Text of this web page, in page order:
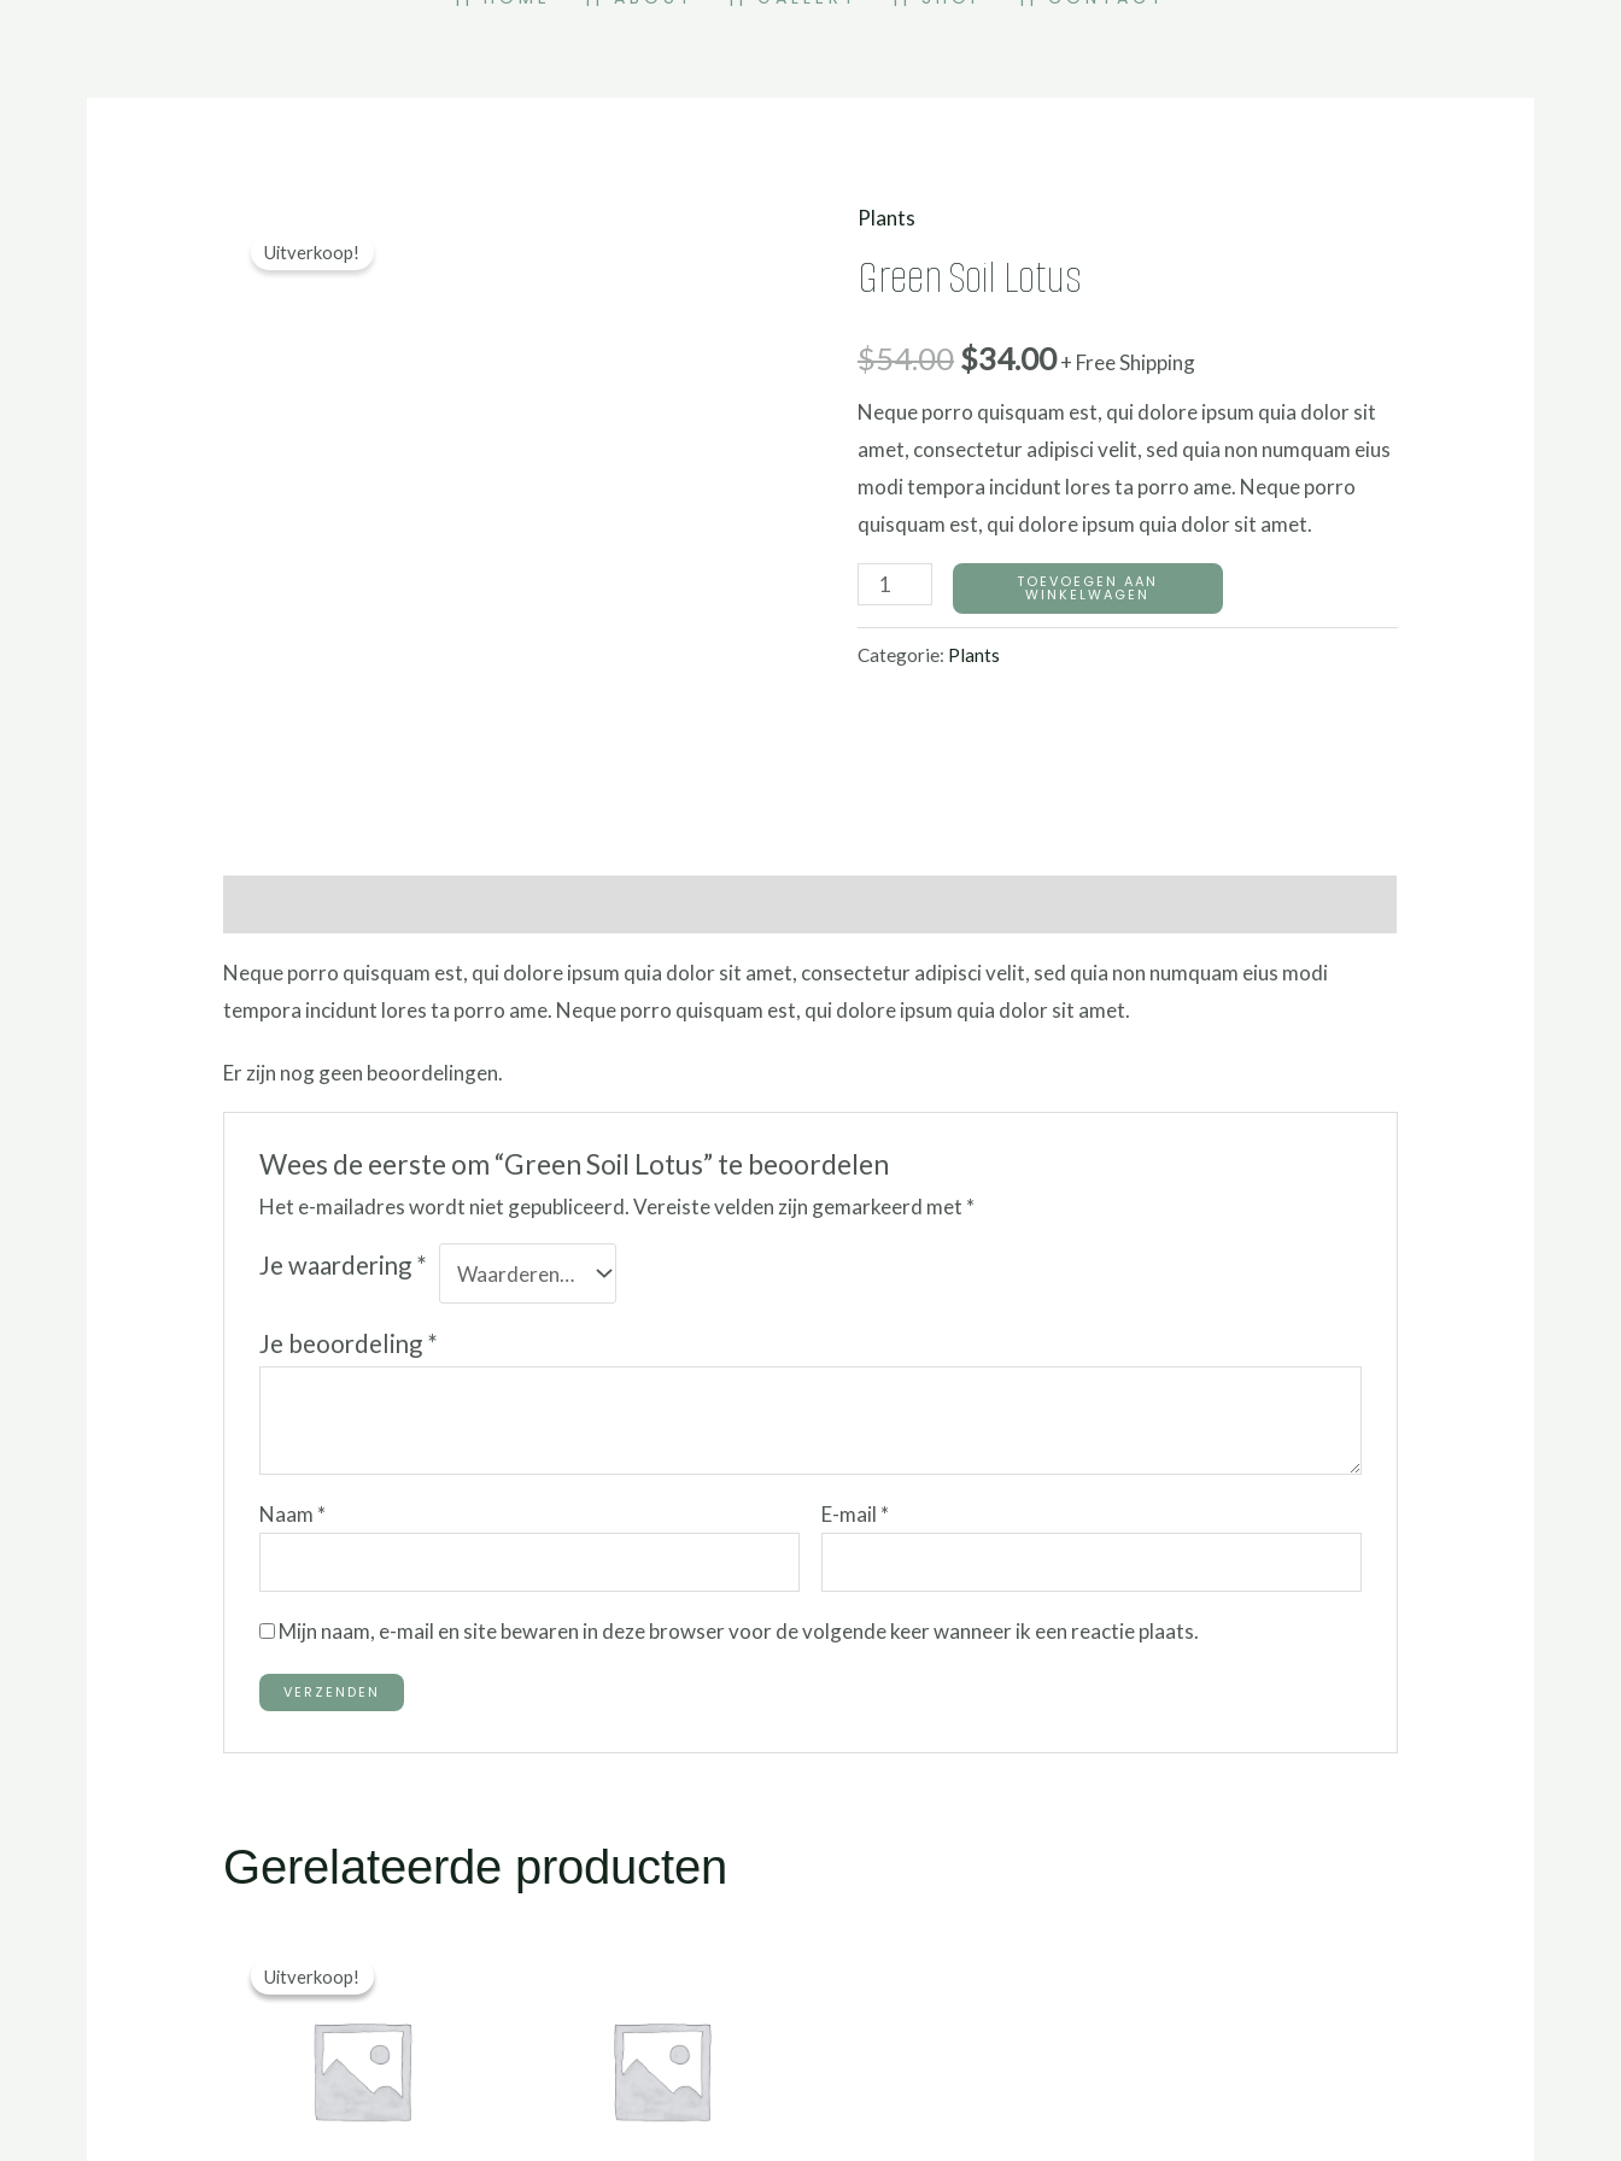
Uitverkoop!
Plants
Green Soil Lotus
$54.00 $34.00+ Free Shipping
Neque porro quisquam est, qui dolore ipsum quia dolor sit
amet, consectetur adipisci velit, sed quia non numquam eius
modi tempora incidunt lores ta porro ame. Neque porro
quisquam est, qui dolore ipsum quia dolor sit amet.
Green
Soil
Lotus
TOEVOEGEN AAN
WINKELWAGEN
Categorie: Plants
Neque porro quisquam est, qui dolore ipsum quia dolor sit amet, consectetur adipisci velit, sed quia non numquam eius modi
tempora incidunt lores ta porro ame. Neque porro quisquam est, qui dolore ipsum quia dolor sit amet.
Er zijn nog geen beoordelingen.
Wees de eerste om “Green Soil Lotus” te beoordelen
Het e-mailadres wordt niet gepubliceerd.Vereiste velden zijn gemarkeerd met *
Je waardering *
Je beoordeling *
Naam * E-mail *
Mijn naam, e-mail en site bewaren in deze browser voor de volgende keer wanneer ik een reactie plaats.
Gerelateerde producten
Uitverkoop!
Uitverkoop!